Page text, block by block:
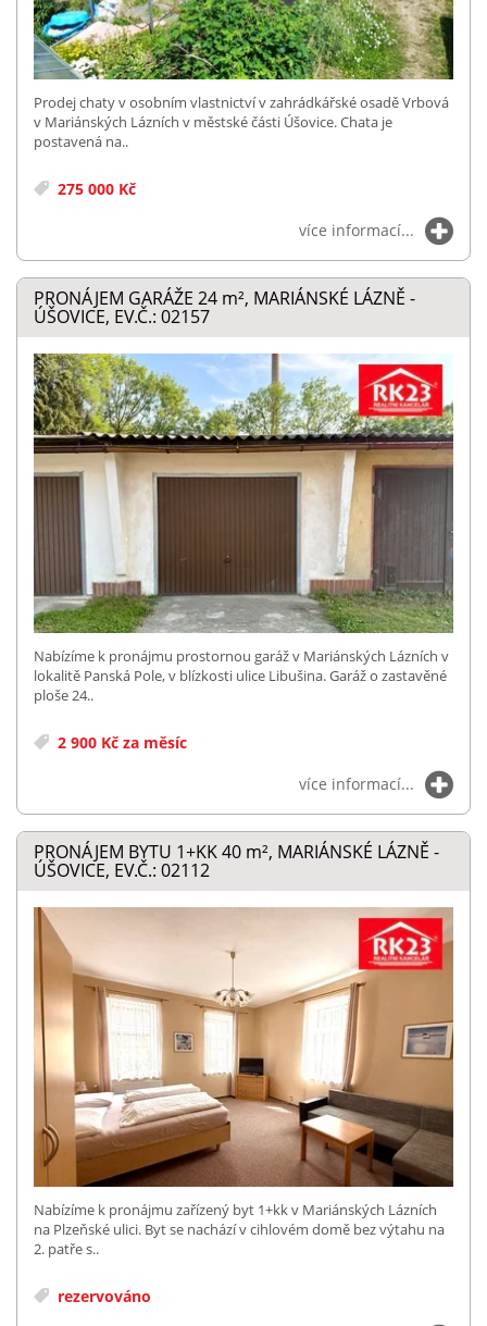
Prodej chaty v osobním vlastnictví v zahrádkářské osadě Vrbová
v Mariánských Lázních v městské části Úšovice. Chata je
postavená na..
275 000 Kč
více informací...
PRONÁJEM GARÁŽE 24 m², MARIÁNSKÉ LÁZNĚ -
ÚŠOVICE, EV.Č.: 02157
Nabízíme k pronájmu prostornou garáž v Mariánských Lázních v
lokalitě Panská Pole, v blízkosti ulice Libušina. Garáž o zastavěné
ploše 24..
2 900 Kč za měsíc
více informací...
PRONÁJEM BYTU 1+KK 40 m², MARIÁNSKÉ LÁZNĚ -
ÚŠOVICE, EV.Č.: 02112
Nabízíme k pronájmu zařízený byt 1+kk v Mariánských Lázních
na Plzeňské ulici. Byt se nachází v cihlovém domě bez výtahu na
2. patře s..
rezervováno